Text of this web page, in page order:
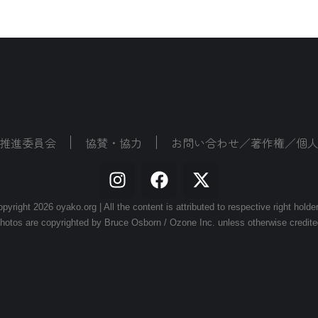
進委員会 協賛・協力 お問い合わせ／著作権／個
2026 oyako.org | All the content is attributed to respective right
are copyrighted by Bruce Osborn / Ozone Inc. unless otherwise